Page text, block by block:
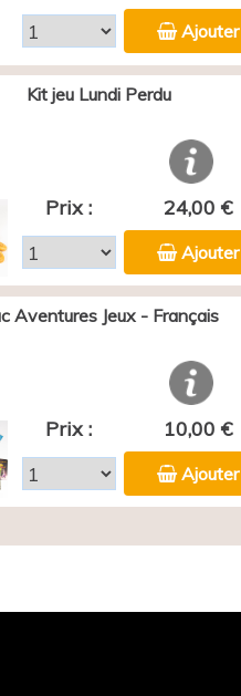
Ajouter
Kit jeu Lundi Perdu
Prix : 24,00 €
Ajouter
Aventures Jeux - Français
Prix : 10,00 €
Ajouter